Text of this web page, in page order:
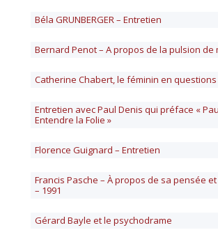
Béla GRUNBERGER – Entretien
Bernard Penot – A propos de la pulsion de
Catherine Chabert, le féminin en questions
Entretien avec Paul Denis qui préface «
Entendre la Folie »
Florence Guignard – Entretien
Francis Pasche – À propos de sa pensée
– 1991
Gérard Bayle et le psychodrame